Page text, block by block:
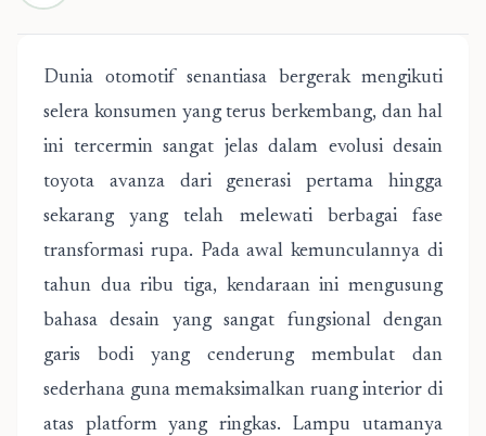
Dunia otomotif senantiasa bergerak mengikuti
selera konsumen yang terus berkembang, dan hal
ini tercermin sangat jelas dalam evolusi desain
toyota avanza dari generasi pertama hingga
sekarang yang telah melewati berbagai fase
transformasi rupa. Pada awal kemunculannya di
tahun dua ribu tiga, kendaraan ini mengusung
bahasa desain yang sangat fungsional dengan
garis bodi yang cenderung membulat dan
sederhana guna memaksimalkan ruang interior di
atas platform yang ringkas. Lampu utamanya